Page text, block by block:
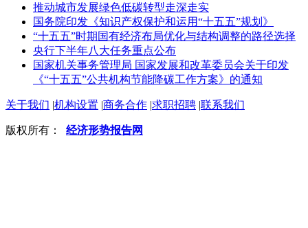
推动城市发展绿色低碳转型走深走实
国务院印发《知识产权保护和运用“十五五”规划》
“十五五”时期国有经济布局优化与结构调整的路径选择
央行下半年八大任务重点公布
国家机关事务管理局 国家发展和改革委员会关于印发
《“十五五”公共机构节能降碳工作方案》的通知
关于我们 |机构设置 |商务合作 |求职招聘 |联系我们
版权所有： 经济形势报告网